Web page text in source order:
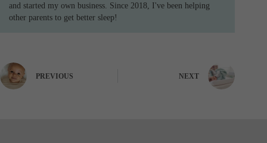
and started my own business. Since 2018, I've been helping
other parents to get better sleep!
PREVIOUS NEXT